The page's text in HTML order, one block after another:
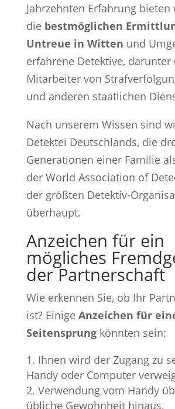
Jahrzehnten Erfahrung bieten
diebestmöglichen
Untreue in Witten und
erfahrene Detektive, darunter
Mitarbeiter von
und anderen staatlichen
Nach unserem Wissen sind
Detektei Deutschlands, die
Generationen einer Familie
der World Association of
der größten Detektiv-
überhaupt.
Anzeichen für ein
mögliches
der Partnerschaft
Wie erkennen Sie, ob Ihr
ist? Einige Anzeichen für
Seitensprungkönnten sein:
Ihnen wird der Zugang zu
Handy oder Computer
Verwendung vom Handy
übliche Gewohnheit hinaus.